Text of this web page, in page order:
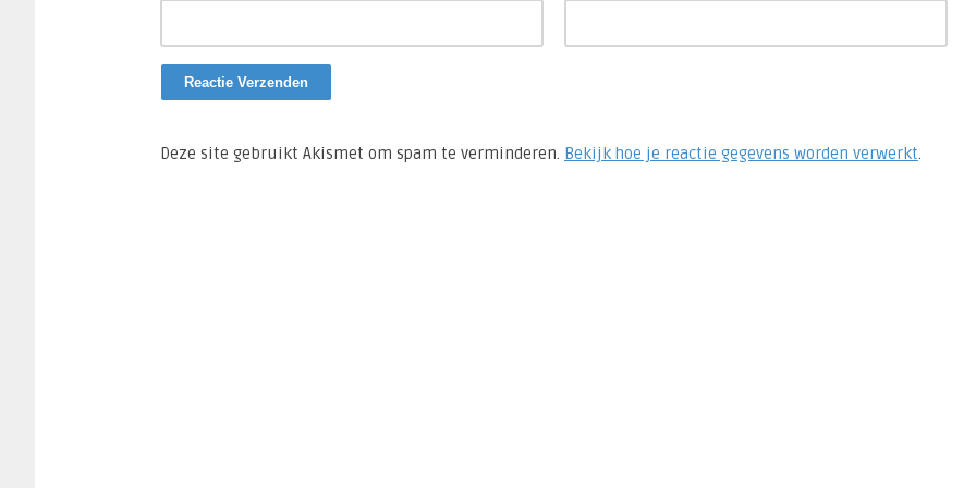
Deze site gebruikt Akismet om spam te verminderen. Bekijk hoe je reactie gegevens worden verwerkt.